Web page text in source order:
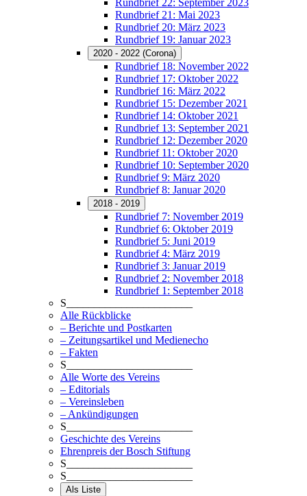
Rundbrief 22: September 2023
Rundbrief 21: Mai 2023
Rundbrief 20: März 2023
Rundbrief 19: Januar 2023
2020 - 2022 (Corona)
Rundbrief 18: November 2022
Rundbrief 17: Oktober 2022
Rundbrief 16: März 2022
Rundbrief 15: Dezember 2021
Rundbrief 14: Oktober 2021
Rundbrief 13: September 2021
Rundbrief 12: Dezember 2020
Rundbrief 11: Oktober 2020
Rundbrief 10: September 2020
Rundbrief 9: März 2020
Rundbrief 8: Januar 2020
2018 - 2019
Rundbrief 7: November 2019
Rundbrief 6: Oktober 2019
Rundbrief 5: Juni 2019
Rundbrief 4: März 2019
Rundbrief 3: Januar 2019
Rundbrief 2: November 2018
Rundbrief 1: September 2018
S_______________________
Alle Rückblicke
– Berichte und Postkarten
– Zeitungsartikel und Medienecho
– Fakten
S_______________________
Alle Worte des Vereins
– Editorials
– Vereinsleben
– Ankündigungen
S_______________________
Geschichte des Vereins
Ehrenpreis der Bosch Stiftung
S_______________________
S_______________________
Als Liste